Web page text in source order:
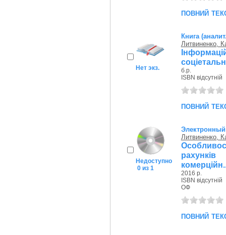
повний
Нет экз.
Книга
Литвиненко,
б.р.
ISBN відсутній
повний
Недоступно
0 из 1
Электронный
Литвиненко,
2016 р.
ISBN відсутній
ОФ
повний